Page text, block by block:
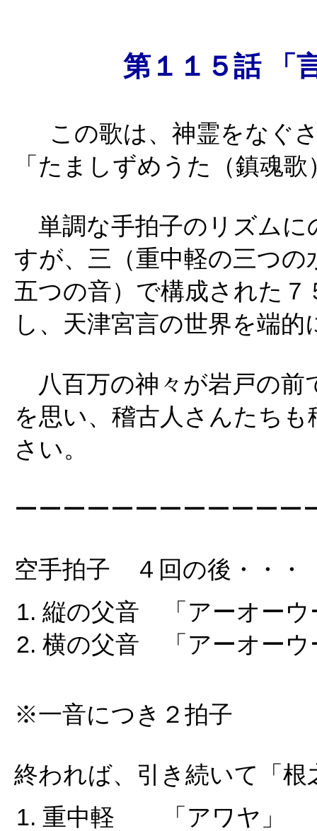
第１１５話 「
この歌は、神霊をなぐ
「たましずめうた（鎮魂
単調な手拍子のリズムに
すが、三（重中軽の三つ
五つの音）で構成された
し、天津宮言の世界を端
八百万の神々が岩戸の前
を思い、稽古人さんたち
さい。
ーーーーーーーーーーーー
空手拍子 ４回の後・・・
縦の父音 「アーオー
横の父音 「アーオー
※一音につき２拍子
終われば、引き続いて「根
重中軽 「アワヤ